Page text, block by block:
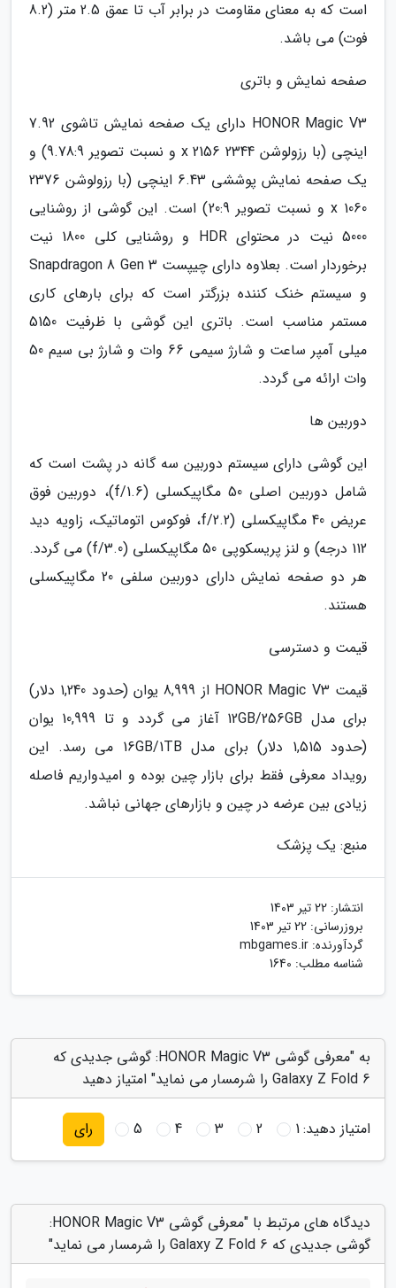
است که به معنای مقاومت در برابر آب تا عمق 2.5 متر (8.2
فوت) می باشد.
صفحه نمایش و باتری
HONOR Magic V3 دارای یک صفحه نمایش تاشوی 7.92
اینچی (با رزولوشن 2344 x 2156 و نسبت تصویر 9.78:9) و
یک صفحه نمایش پوششی 6.43 اینچی (با رزولوشن 2376
x 1060 و نسبت تصویر 20:9) است. این گوشی از روشنایی
5000 نیت در محتوای HDR و روشنایی کلی 1800 نیت
برخوردار است. بعلاوه دارای چیپست Snapdragon 8 Gen 3
و سیستم خنک کننده بزرگتر است که برای بارهای کاری
مستمر مناسب است. باتری این گوشی با ظرفیت 5150
میلی آمپر ساعت و شارژ سیمی 66 وات و شارژ بی سیم 50
وات ارائه می گردد.
دوربین ها
این گوشی دارای سیستم دوربین سه گانه در پشت است که
شامل دوربین اصلی 50 مگاپیکسلی (f/1.6)، دوربین فوق
عریض 40 مگاپیکسلی (f/2.2، فوکوس اتوماتیک، زاویه دید
112 درجه) و لنز پریسکوپی 50 مگاپیکسلی (f/3.0) می گردد.
هر دو صفحه نمایش دارای دوربین سلفی 20 مگاپیکسلی
هستند.
قیمت و دسترسی
قیمت HONOR Magic V3 از 8,999 یوان (حدود 1,240 دلار)
برای مدل 12GB/256GB آغاز می گردد و تا 10,999 یوان
(حدود 1,515 دلار) برای مدل 16GB/1TB می رسد. این
رویداد معرفی فقط برای بازار چین بوده و امیدواریم فاصله
زیادی بین عرضه در چین و بازارهای جهانی نباشد.
منبع: یک پزشک
انتشار: 22 تیر 1403
بروزرسانی: 22 تیر 1403
گردآورنده: mbgames.ir
شناسه مطلب: 1640
به "معرفی گوشی HONOR Magic V3: گوشی جدیدی که
Galaxy Z Fold 6 را شرمسار می نماید" امتیاز دهید
امتیاز دهید:1
2
3
4
5 رای
دیدگاه های مرتبط با "معرفی گوشی HONOR Magic V3:
گوشی جدیدی که Galaxy Z Fold 6 را شرمسار می نماید"